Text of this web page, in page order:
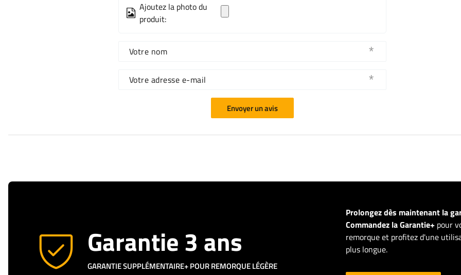
Ajoutez la photo du
produit:
Votre nom
Votre adresse e-mail
Envoyer un avis
Garantie 3 ans
GARANTIE SUPPLÉMENTAIRE+ POUR REMORQUE LÉGÈRE
Prolongez dès maintenant la
Commandez la Garantie+ pour
remorque et profitez d'une
plus longue.